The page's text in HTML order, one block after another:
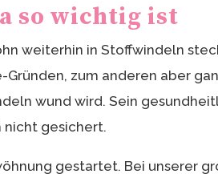
so wichtig ist
weiterhin in Stoffwindeln
Gründen, zum anderen aber
wund wird. Sein
gesichert.
gestartet. Bei unserer